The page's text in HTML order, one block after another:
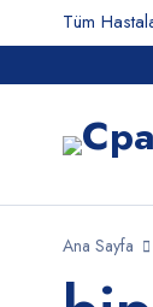
Tüm
Ana Sayfa